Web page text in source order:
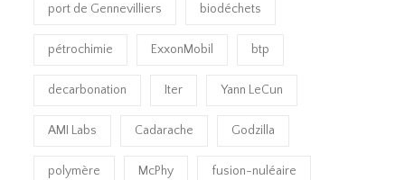
port de Gennevilliers biodéchets
pétrochimie ExxonMobil btp
decarbonation Iter Yann LeCun
AMI Labs Cadarache Godzilla
polymère McPhy fusion-nuléaire